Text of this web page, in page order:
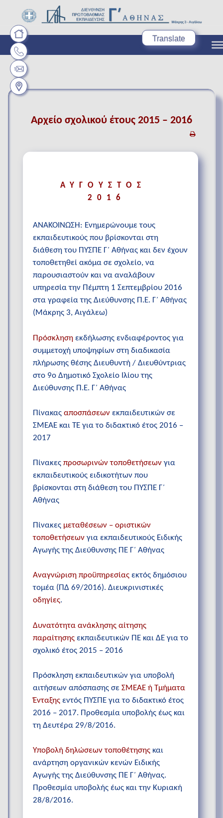
Αρχείο σχολικού έτους 2015 – 2016
ΑΥΓΟΥΣΤΟΣ
2016
ΑΝΑΚΟΙΝΩΣΗ: Ενημερώνουμε τους
εκπαιδευτικούς που βρίσκονται στη
διάθεση του ΠΥΣΠΕ Γ΄ Αθήνας και δεν έχουν
τοποθετηθεί ακόμα σε σχολείο, να
παρουσιαστούν και να αναλάβουν
υπηρεσία την Πέμπτη 1 Σεπτεμβρίου 2016
στα γραφεία της Διεύθυνσης Π.Ε. Γ΄ Αθήνας
(Μάκρης 3, Αιγάλεω)
Πρόσκληση εκδήλωσης ενδιαφέροντος για
συμμετοχή υποψηφίων στη διαδικασία
πλήρωσης θέσης Διευθυντή / Διευθύντριας
στο 9ο Δημοτικό Σχολείο Ιλίου της
Διεύθυνσης Π.Ε. Γ΄ Αθήνας
Πίνακας αποσπάσεων εκπαιδευτικών σε
ΣΜΕΑΕ και ΤΕ για το διδακτικό έτος 2016 –
2017
Πίνακες προσωρινών τοποθετήσεων για
εκπαιδευτικούς ειδικοτήτων που
βρίσκονται στη διάθεση του ΠΥΣΠΕ Γ΄
Αθήνας
Πίνακες μεταθέσεων – οριστικών
τοποθετήσεων για εκπαιδευτικούς Ειδικής
Αγωγής της Διεύθυνσης ΠΕ Γ΄ Αθήνας
Αναγνώριση προϋπηρεσίας εκτός δημόσιου
τομέα (ΠΔ 69/2016). Διευκρινιστικές
οδηγίες.
Δυνατότητα ανάκλησης αίτησης
παραίτησης εκπαιδευτικών ΠΕ και ΔΕ για το
σχολικό έτος 2015 – 2016
Πρόσκληση εκπαιδευτικών για υποβολή
αιτήσεων απόσπασης σε ΣΜΕΑΕ ή Τμήματα
Ένταξης εντός ΠΥΣΠΕ για το διδακτικό έτος
2016 – 2017. Προθεσμία υποβολής έως και
τη Δευτέρα 29/8/2016.
Υποβολή δηλώσεων τοποθέτησης και
ανάρτηση οργανικών κενών Ειδικής
Αγωγής της Διεύθυνσης ΠΕ Γ΄ Αθήνας.
Προθεσμία υποβολής έως και την Κυριακή
28/8/2016.
Translate